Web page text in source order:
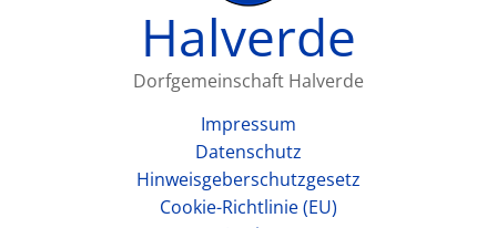
Halverde
Dorfgemeinschaft Halverde
Impressum
Datenschutz
Hinweisgeberschutzgesetz
Cookie-Richtlinie (EU)